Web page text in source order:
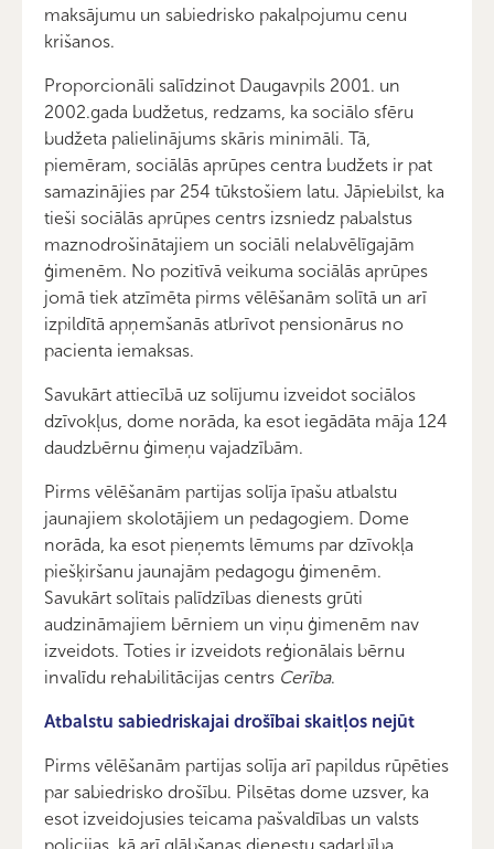
maksājumu un sabiedrisko pakalpojumu cenu
krišanos.
Proporcionāli salīdzinot Daugavpils 2001. un
2002.gada budžetus, redzams, ka sociālo sfēru
budžeta palielinājums skāris minimāli. Tā,
piemēram, sociālās aprūpes centra budžets ir pat
samazinājies par 254 tūkstošiem latu. Jāpiebilst, ka
tieši sociālās aprūpes centrs izsniedz pabalstus
maznodrošinātajiem un sociāli nelabvēlīgajām
ģimenēm. No pozitīvā veikuma sociālās aprūpes
jomā tiek atzīmēta pirms vēlēšanām solītā un arī
izpildītā apņemšanās atbrīvot pensionārus no
pacienta iemaksas.
Savukārt attiecībā uz solījumu izveidot sociālos
dzīvokļus, dome norāda, ka esot iegādāta māja 124
daudzbērnu ģimeņu vajadzībām.
Pirms vēlēšanām partijas solīja īpašu atbalstu
jaunajiem skolotājiem un pedagogiem. Dome
norāda, ka esot pieņemts lēmums par dzīvokļa
piešķiršanu jaunajām pedagogu ģimenēm.
Savukārt solītais palīdzības dienests grūti
audzināmajiem bērniem un viņu ģimenēm nav
izveidots. Toties ir izveidots reģionālais bērnu
invalīdu rehabilitācijas centrs Cerība.
Atbalstu sabiedriskajai drošībai skaitļos nejūt
Pirms vēlēšanām partijas solīja arī papildus rūpēties
par sabiedrisko drošību. Pilsētas dome uzsver, ka
esot izveidojusies teicama pašvaldības un valsts